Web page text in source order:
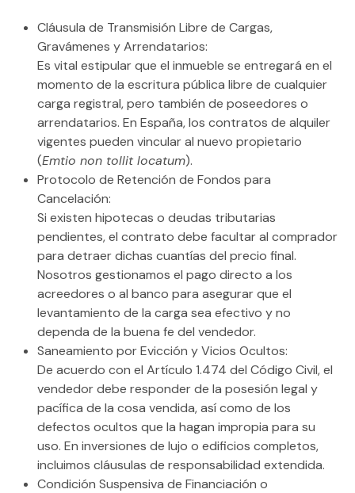
Cláusula de Transmisión Libre de Cargas,
Gravámenes y Arrendatarios:
Es vital estipular que el inmueble se entregará en el
momento de la escritura pública libre de cualquier
carga registral, pero también deposeedores o
arrendatarios. En España, los contratos de alquiler
vigentes pueden vincular al nuevo propietario
(Emtio non tollit locatum).
Protocolo de Retención de Fondos para
Cancelación:
Si existen hipotecas o deudas tributarias
pendientes, el contrato debe facultar al comprador
paradetraer dichas cuantías del precio final.
Nosotros gestionamos el pago directo a los
acreedores o al banco para asegurar que el
levantamiento de la carga sea efectivo y no
dependa de la buena fe del vendedor.
Saneamiento por Evicción y Vicios Ocultos:
De acuerdo con elArtículo 1.474 del Código Civil, el
vendedor debe responder de la posesión legal y
pacífica de la cosa vendida, así como de los
defectos ocultos que la hagan impropia para su
uso. En inversiones de lujo o edificios completos,
incluimos cláusulas de responsabilidad extendida.
Condición Suspensiva de Financiación o